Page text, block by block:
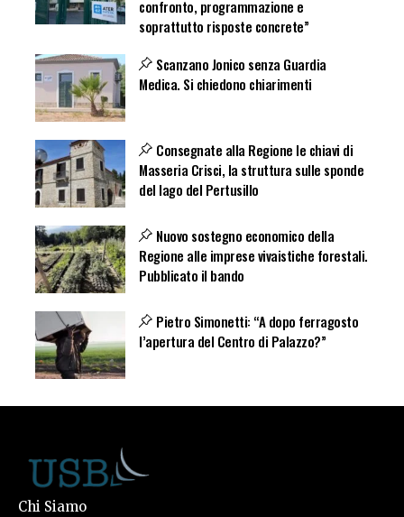
confronto, programmazione e
soprattutto risposte concrete”
Scanzano Jonico senza Guardia
Medica. Si chiedono chiarimenti
Consegnate alla Regione le chiavi di
Masseria Crisci, la struttura sulle sponde
del lago del Pertusillo
Nuovo sostegno economico della
Regione alle imprese vivaistiche forestali.
Pubblicato il bando
Pietro Simonetti: “A dopo ferragosto
l’apertura del Centro di Palazzo?”
Chi Siamo